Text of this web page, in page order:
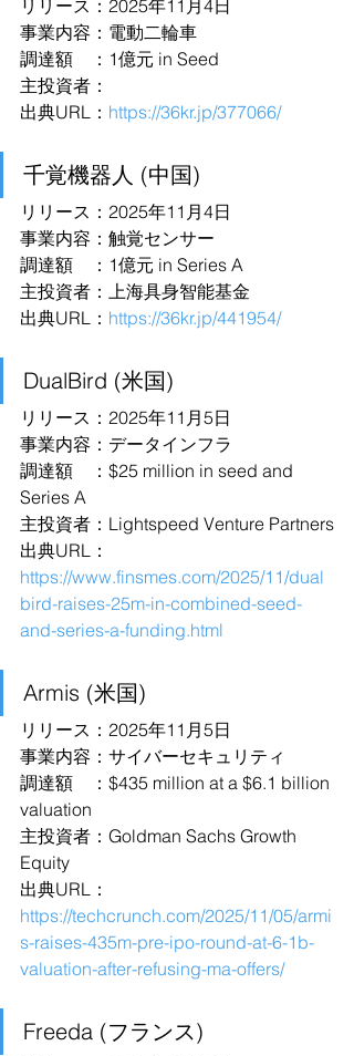
リリース：2025年11月4日
事業内容：電動二輪車
調達額　：1億元 in Seed
主投資者：
出典URL： https://36kr.jp/377066/
千覚機器人 (中国)
リリース：2025年11月4日
事業内容：触覚センサー
調達額　：1億元 in Series A
主投資者：上海具身智能基金
出典URL： https://36kr.jp/441954/
DualBird (米国)
リリース：2025年11月5日
事業内容：データインフラ
調達額　：$25 million in seed and
Series A
主投資者：Lightspeed Venture Partners
出典URL：
https://www.finsmes.com/2025/11/dual
bird-raises-25m-in-combined-seed-
and-series-a-funding.html
Armis (米国)
リリース：2025年11月5日
事業内容：サイバーセキュリティ
調達額　：$435 million at a $6.1 billion
valuation
主投資者：Goldman Sachs Growth
Equity
出典URL：
https://techcrunch.com/2025/11/05/armi
s-raises-435m-pre-ipo-round-at-6-1b-
valuation-after-refusing-ma-offers/
Freeda (フランス)